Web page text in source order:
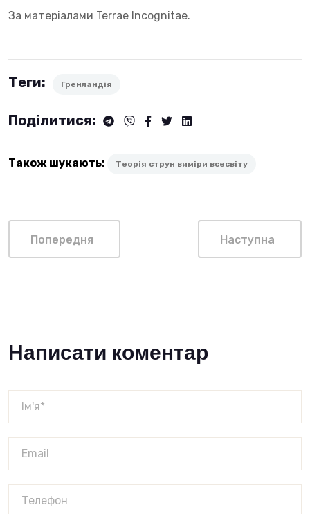
За матеріалами Terrae Incognitae.
Теги: Гренландія
Поділитися:
Також шукають: Теорія струн виміри всесвіту
Попередня Наступна
Написати коментар